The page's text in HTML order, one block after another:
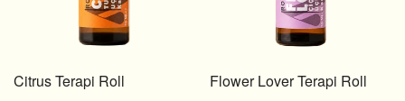
Citrus Terapi Roll
Flower Lover Terapi Roll